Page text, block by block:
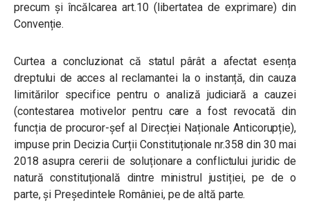
precum și încălcarea art.10 (libertatea de exprimare) din
Convenție.
Curtea a concluzionat că statul pârât a afectat esența
dreptului de acces al reclamantei la o instanță, din cauza
limitărilor specifice pentru o analiză judiciară a cauzei
(contestarea motivelor pentru care a fost revocată din
funcția de procuror-șef al Direcției Naționale Anticorupție),
impuse prin Decizia Curții Constituționale nr.358 din 30 mai
2018 asupra cererii de soluționare a conflictului juridic de
natură constituțională dintre ministrul justiției, pe de o
parte, și Președintele României, pe de altă parte.